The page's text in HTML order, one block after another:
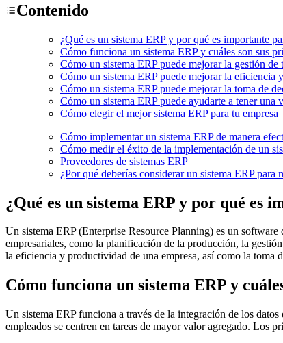
Contenido
¿Qué es un sistema ERP y por qué es importante
Cómo funciona un sistema ERP y cuáles son sus
Cómo un sistema ERP puede mejorar la gestión de
Cómo un sistema ERP puede mejorar la eficiencia
Cómo un sistema ERP puede mejorar la toma de
Cómo un sistema ERP puede ayudarte a tener una
Cómo elegir el mejor sistema ERP para tu empresa
Cómo implementar un sistema ERP de manera
Cómo medir el éxito de la implementación de un
Proveedores de sistemas ERP
¿Por qué deberías considerar un sistema ERP para
¿Qué es un sistema ERP y por qué es
Un sistema ERP (Enterprise Resource Planning) es un
empresariales, como la planificación de la producción, la
la eficiencia y productividad de una empresa, así como la toma
Cómo funciona un sistema ERP y
Un sistema ERP funciona a través de la integración de los
empleados se centren en tareas de mayor valor agregado. Los